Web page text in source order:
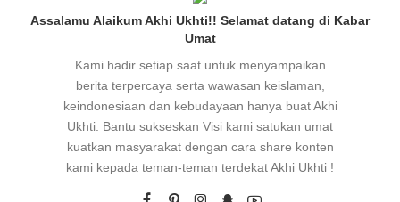
Assalamu Alaikum Akhi Ukhti!! Selamat datang di Kabar
Umat
Kami hadir setiap saat untuk menyampaikan
berita terpercaya serta wawasan keislaman,
keindonesiaan dan kebudayaan hanya buat Akhi
Ukhti. Bantu sukseskan Visi kami satukan umat
kuatkan masyarakat dengan cara share konten
kami kepada teman-teman terdekat Akhi Ukhti !